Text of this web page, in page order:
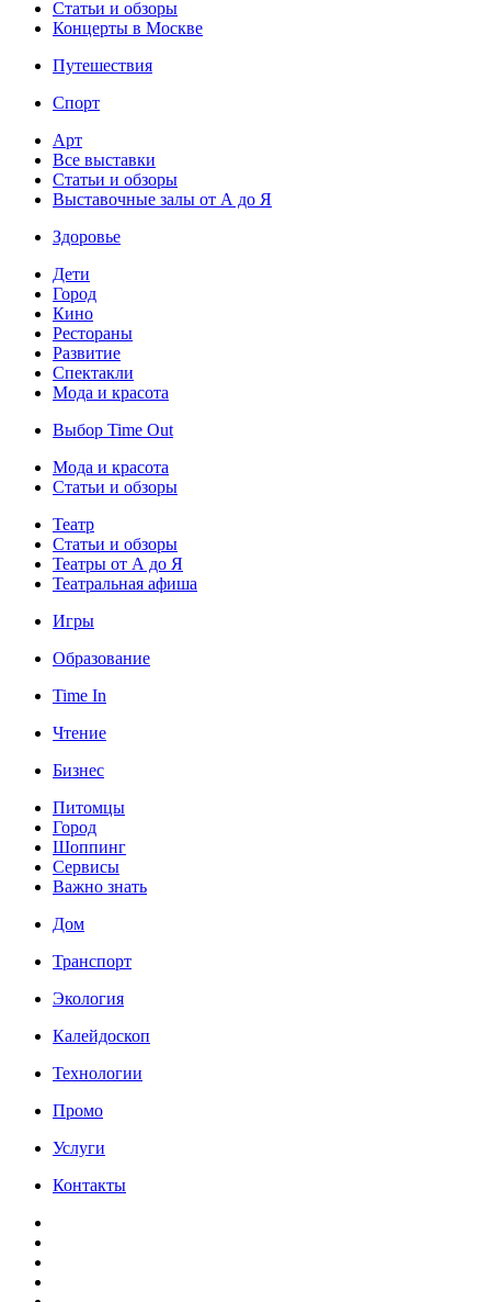
Статьи и обзоры
Концерты в Москве
Путешествия
Спорт
Арт
Все выставки
Статьи и обзоры
Выставочные залы от А до Я
Здоровье
Дети
Город
Кино
Рестораны
Развитие
Спектакли
Мода и красота
Выбор Time Out
Мода и красота
Статьи и обзоры
Театр
Статьи и обзоры
Театры от А до Я
Театральная афиша
Игры
Образование
Time In
Чтение
Бизнес
Питомцы
Город
Шоппинг
Сервисы
Важно знать
Дом
Транспорт
Экология
Калейдоскоп
Технологии
Промо
Услуги
Контакты